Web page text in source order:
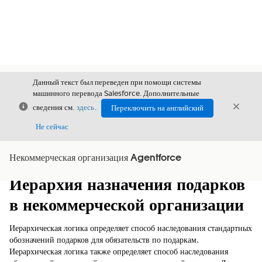
Закрыть
Данный текст был переведен при помощи системы
машинного перевода Salesforce. Дополнительные
сведения см. здесь.
Переключить на английский
Не сейчас
Некоммерческая организация Agentforce
Показать содержание
Содержание
Иерархия назначения подарков
в некоммерческой организации
Иерархическая логика определяет способ наследования стандартных
обозначений подарков для обязательств по подаркам.
Иерархическая логика также определяет способ наследования